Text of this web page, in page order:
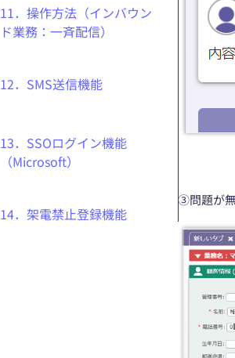
11．操作方法（インバウン
ド業務：一斉配信）
12．SMS送信機能
13．SSOログイン機能
（Microsoft）
14．架電禁止登録機能
③問題が